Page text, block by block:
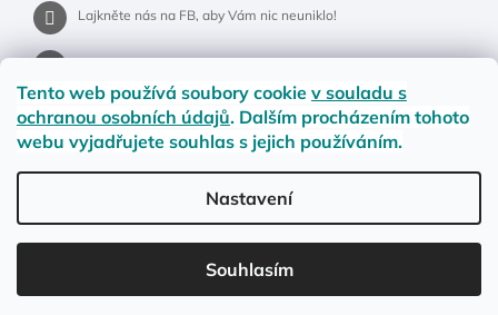
Tento web používá soubory cookie v souladu s
ochranou osobních údajů. Dalším procházením tohoto
webu vyjadřujete souhlas s jejich používáním.
Nastavení
Souhlasím
LETNÍ DOPRAVA ZDARMA pro objednávky nad 900,- na pobočky
Lajkněte nás na FB, aby Vám nic neuniklo!
Jak na vrácení nebo reklamaci?
Obchodní podmínky Ochrana osobních údajů